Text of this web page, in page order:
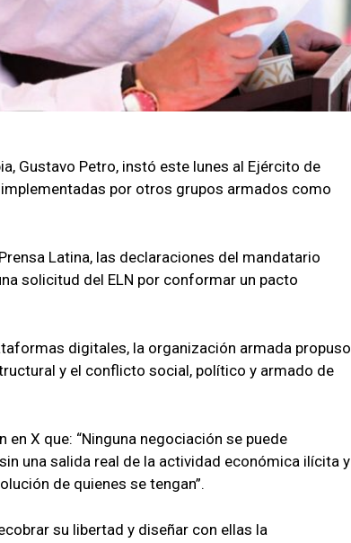
Gustavo Petro, instó este lunes al Ejército de
por otros grupos armados como
Latina, las declaraciones del mandatario
solicitud del ELN por conformar un pacto
digitales, la organización armada propuso
y el conflicto social, político y armado de
X que: “Ninguna negociación se puede
una salida real de la actividad económica ilícita y
de quienes se tengan”.
su libertad y diseñar con ellas la